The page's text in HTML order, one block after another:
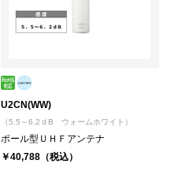
U2CN(WW)
（5.5～6.2ｄB ウォームホワイト）
ポール型ＵＨＦアンテナ
￥40,788（税込）